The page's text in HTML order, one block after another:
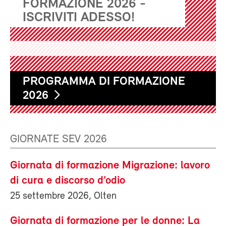
FORMAZIONE 2026 -
ISCRIVITI ADESSO!
PROGRAMMA DI FORMAZIONE
2026
GIORNATE SEV 2026
Giornata di formazione Migrazione: lavoro
di cura e discorso d’odio
25 settembre 2026, Olten
Giornata di formazione per le donne: La